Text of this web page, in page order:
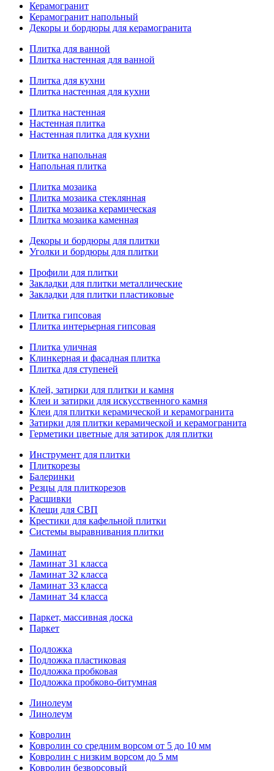
Керамогранит
Керамогранит напольный
Декоры и бордюры для керамогранита
Плитка для ванной
Плитка настенная для ванной
Плитка для кухни
Плитка настенная для кухни
Плитка настенная
Настенная плитка
Настенная плитка для кухни
Плитка напольная
Напольная плитка
Плитка мозаика
Плитка мозаика стеклянная
Плитка мозаика керамическая
Плитка мозаика каменная
Декоры и бордюры для плитки
Уголки и бордюры для плитки
Профили для плитки
Закладки для плитки металлические
Закладки для плитки пластиковые
Плитка гипсовая
Плитка интерьерная гипсовая
Плитка уличная
Клинкерная и фасадная плитка
Плитка для ступеней
Клей, затирки для плитки и камня
Клеи и затирки для искусственного камня
Клеи для плитки керамической и керамогранита
Затирки для плитки керамической и керамогранита
Герметики цветные для затирок для плитки
Инструмент для плитки
Плиткорезы
Балеринки
Резцы для плиткорезов
Расшивки
Клещи для СВП
Крестики для кафельной плитки
Системы выравнивания плитки
Ламинат
Ламинат 31 класса
Ламинат 32 класса
Ламинат 33 класса
Ламинат 34 класса
Паркет, массивная доска
Паркет
Подложка
Подложка пластиковая
Подложка пробковая
Подложка пробково-битумная
Линолеум
Линолеум
Ковролин
Ковролин со средним ворсом от 5 до 10 мм
Ковролин с низким ворсом до 5 мм
Ковролин безворсовый